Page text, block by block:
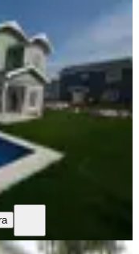
Satılık
Mahallesi